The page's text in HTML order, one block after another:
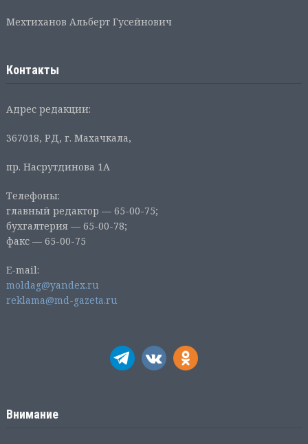
Мехтиханов Альберт Гусейнович
Контакты
Адрес редакции:
367018, РД, г. Махачкала,
пр. Насрутдинова 1А
Телефоны:
главный редактор — 65-00-75;
бухгалтерия — 65-00-78;
факс — 65-00-75
E-mail:
moldag@yandex.ru
reklama@md-gazeta.ru
Внимание